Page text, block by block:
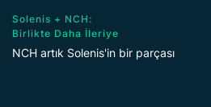
Solenis + NCH:
Birlikte Daha İleriye
NCH artık Solenis'in bir parçası